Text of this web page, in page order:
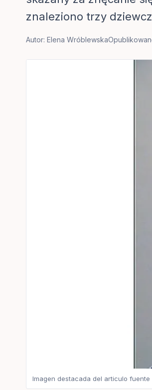
znaleziono trzy
Autor: Elena Wróblewska
Imagen destacada del articulo fuente